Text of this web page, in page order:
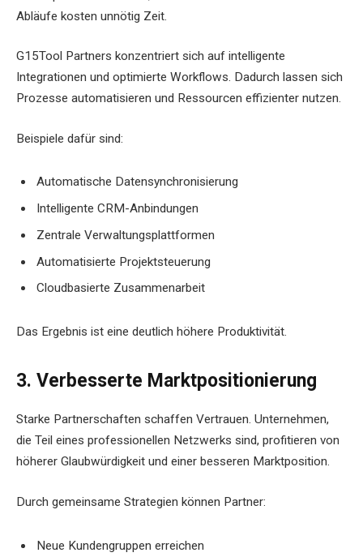
Abläufe kosten unnötig Zeit.
G15Tool Partners konzentriert sich auf intelligente
Integrationen und optimierte Workflows. Dadurch lassen sich
Prozesse automatisieren und Ressourcen effizienter nutzen.
Beispiele dafür sind:
Automatische Datensynchronisierung
Intelligente CRM-Anbindungen
Zentrale Verwaltungsplattformen
Automatisierte Projektsteuerung
Cloudbasierte Zusammenarbeit
Das Ergebnis ist eine deutlich höhere Produktivität.
3. Verbesserte Marktpositionierung
Starke Partnerschaften schaffen Vertrauen. Unternehmen,
die Teil eines professionellen Netzwerks sind, profitieren von
höherer Glaubwürdigkeit und einer besseren Marktposition.
Durch gemeinsame Strategien können Partner:
Neue Kundengruppen erreichen